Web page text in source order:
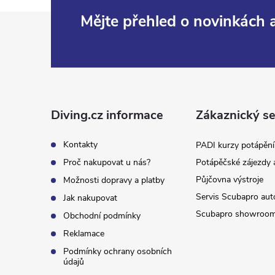
Mějte přehled o novinkách
Diving.cz informace
Kontakty
Proč nakupovat u nás?
Možnosti dopravy a platby
Jak nakupovat
Obchodní podmínky
Reklamace
Podmínky ochrany osobních
údajů
Zákaznický
PADI kurzy potápění
Potápěčské zájezdy
Půjčovna výstroje
Servis Scubapro
Scubapro